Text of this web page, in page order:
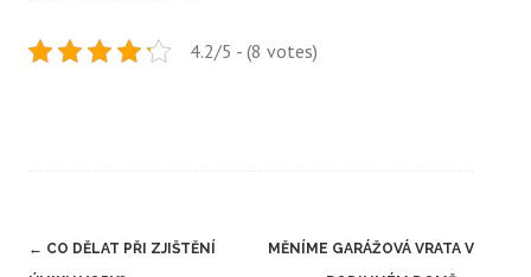
4.2/5 - (8 votes)
Post
← CO DĚLAT PŘI ZJIŠTĚNÍ
MĚNÍME GARÁŽOVÁ VRATA V